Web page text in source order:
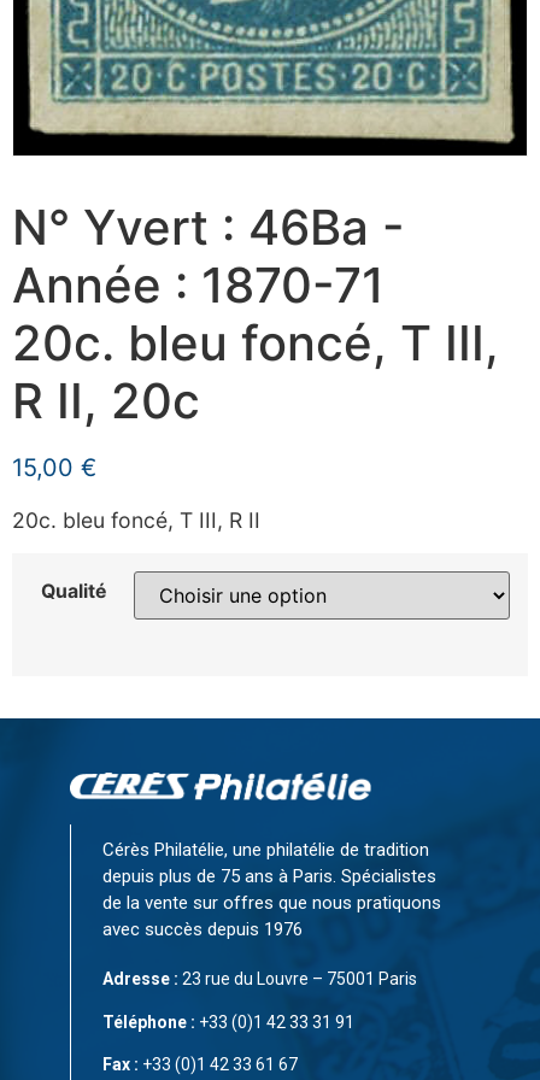
N° Yvert : 46Ba -
Année : 1870-71
20c. bleu foncé, T III,
R II, 20c
15,00 €
20c. bleu foncé, T III, R II
Qualité
Cérès Philatélie, une philatélie de tradition
depuis plus de 75 ans à Paris. Spécialistes
de la vente sur offres que nous pratiquons
avec succès depuis 1976
Adresse : 23 rue du Louvre – 75001 Paris
Téléphone : +33 (0)1 42 33 31 91
Fax : +33 (0)1 42 33 61 67